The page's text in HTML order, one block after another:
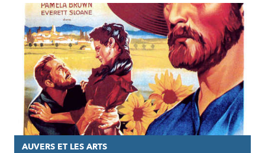
AUVERS ET LES ARTS